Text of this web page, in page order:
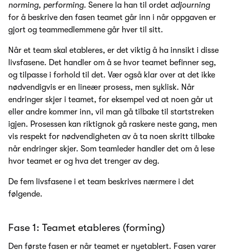
norming, performing. Senere la han til ordet adjourning
for å beskrive den fasen teamet går inn i når oppgaven er
gjort og teammedlemmene går hver til sitt.
Når et team skal etableres, er det viktig å ha innsikt i disse
livsfasene. Det handler om å se hvor teamet befinner seg,
og tilpasse i forhold til det. Vær også klar over at det ikke
nødvendigvis er en lineær prosess, men syklisk. Når
endringer skjer i teamet, for eksempel ved at noen går ut
eller andre kommer inn, vil man gå tilbake til startstreken
igjen. Prosessen kan riktignok gå raskere neste gang, men
vis respekt for nødvendigheten av å ta noen skritt tilbake
når endringer skjer. Som teamleder handler det om å lese
hvor teamet er og hva det trenger av deg.
De fem livsfasene i et team beskrives nærmere i det
følgende.
Fase 1: Teamet etableres (forming)
Den første fasen er når teamet er nyetablert. Fasen varer